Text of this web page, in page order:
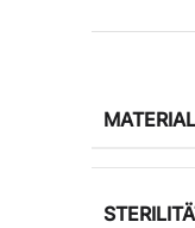
MATERIAL